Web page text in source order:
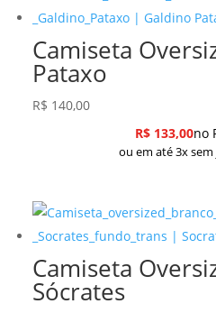
Camiseta
Pataxo
R$ 140,00
R$133,00no
ou em até 3x
Camiseta
Sócrates